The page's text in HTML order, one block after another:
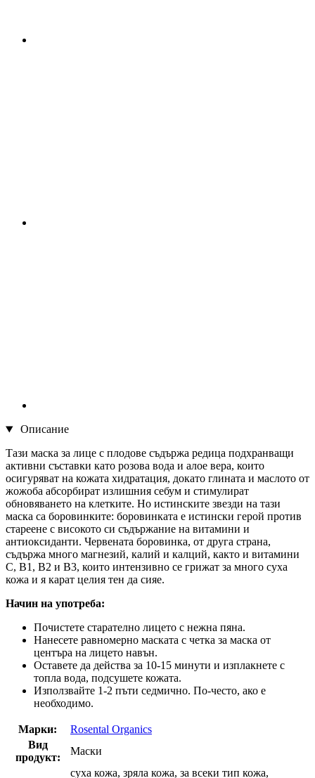
Описание
Тази маска за лице с плодове съдържа редица подхранващи
активни съставки като розова вода и алое вера, които
осигуряват на кожата хидратация, докато глината и маслото от
жожоба абсорбират излишния себум и стимулират
обновяването на клетките. Но истинските звезди на тази
маска са боровинките: боровинката е истински герой против
стареене с високото си съдържание на витамини и
антиоксиданти. Червената боровинка, от друга страна,
съдържа много магнезий, калий и калций, както и витамини
С, В1, В2 и В3, които интензивно се грижат за много суха
кожа и я карат целия тен да сияе.
Начин на употреба:
Почистете старателно лицето с нежна пяна.
Нанесете равномерно маската с четка за маска от
центъра на лицето навън.
Оставете да действа за 10-15 минути и изплакнете с
топла вода, подсушете кожата.
Използвайте 1-2 пъти седмично. По-често, ако е
необходимо.
Марки:
Rosental Organics
Вид
продукт:
Маски
суха кожа, зряла кожа, за всеки тип кожа,